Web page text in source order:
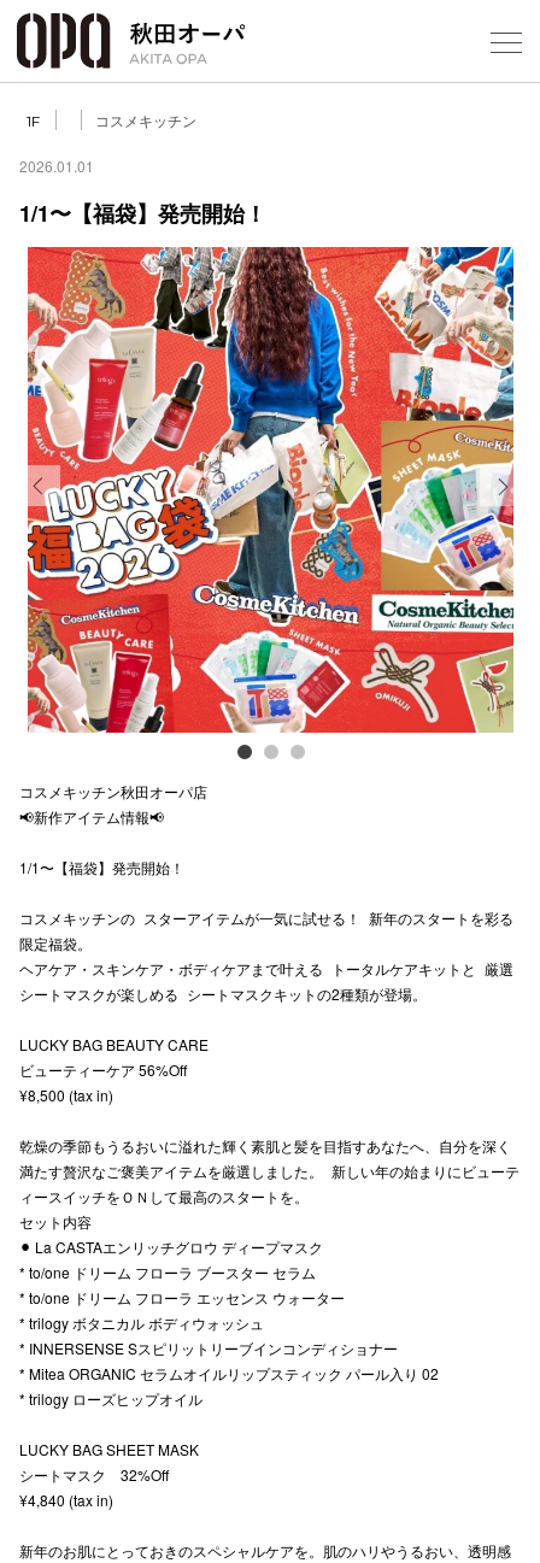
1F コスメキッチン
2026.01.01
1/1〜【福袋】発売開始！
Previous Next
コスメキッチン秋田オーパ店
📢新作アイテム情報📢
1/1〜【福袋】発売開始！
コスメキッチンの スターアイテムが一気に試せる！ 新年のスタートを彩る
限定福袋。
ヘアケア・スキンケア・ボディケアまで叶える トータルケアキットと 厳選
シートマスクが楽しめる シートマスクキットの2種類が登場。
LUCKY BAG BEAUTY CARE
ビューティーケア 56%Off
¥8,500 (tax in)
乾燥の季節もうるおいに溢れた輝く素肌と髪を目指すあなたへ、自分を深く
満たす贅沢なご褒美アイテムを厳選しました。 新しい年の始まりにビューテ
ィースイッチをＯＮして最高のスタートを。
セット内容
⚫︎ La CASTAエンリッチグロウ ディープマスク
* to/one ドリーム フローラ ブースター セラム
* to/one ドリーム フローラ エッセンス ウォーター
* trilogy ボタニカル ボディウォッシュ
* INNERSENSE Sスピリットリーブインコンディショナー
* Mitea ORGANIC セラムオイルリップスティック パール入り 02
* trilogy ローズヒップオイル
LUCKY BAG SHEET MASK
シートマスク 32%Off
¥4,840 (tax in)
新年のお肌にとっておきのスペシャルケアを。肌のハリやうるおい、透明感
フロア
ショッ
レスト
施設案内
アクセ
スタッ
電話で
公式SNS
利用規約
ソーシャル
高崎オ